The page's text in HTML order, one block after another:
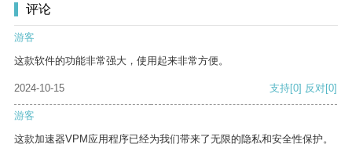
评论
游客
这款软件的功能非常强大，使用起来非常方便。
2024-10-15 支持[0] 反对[0]
游客
这款加速器VPM应用程序已经为我们带来了无限的隐私和安全性保护。